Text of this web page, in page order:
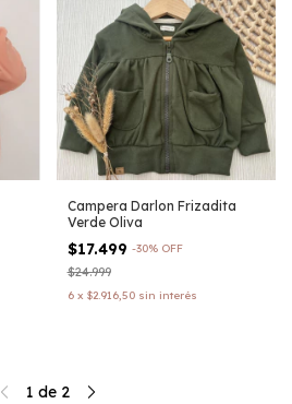
Campera Darlon Frizadita
Verde Oliva
$17.499 -30% OFF
$24.999
6 x $2.916,50 sin interés
1 de 2